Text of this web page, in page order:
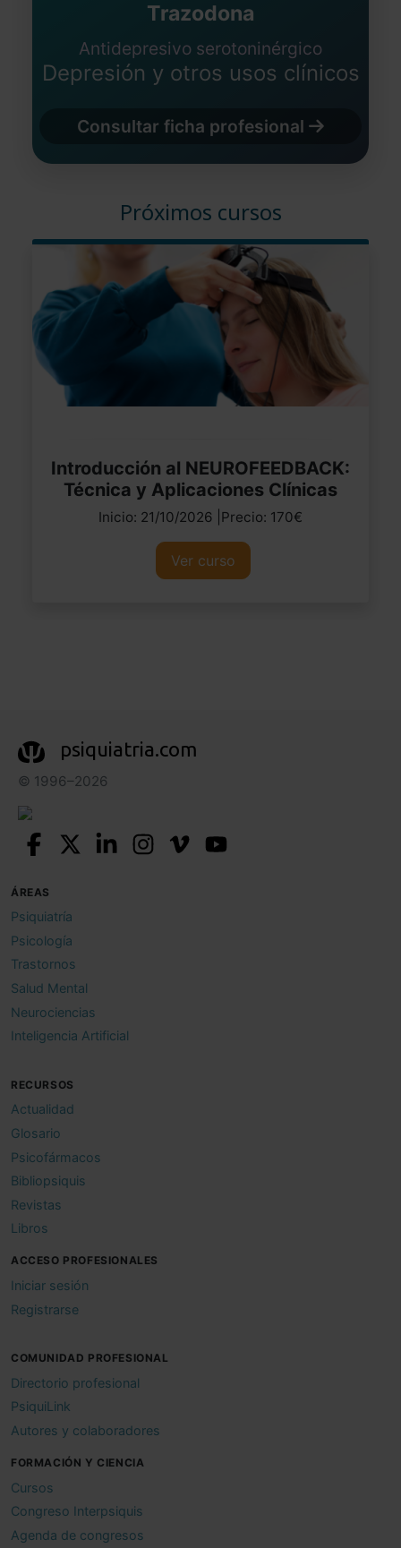
Trazodona
Antidepresivo serotoninérgico
Depresión y otros usos clínicos
Consultar ficha profesional
Próximos cursos
Introducción al NEUROFEEDBACK:
Técnica y Aplicaciones Clínicas
Inicio: 21/10/2026 |Precio: 170€
Ver curso
psiquiatria.com
© 1996–2026
ÁREAS
Psiquiatría
Psicología
Trastornos
Salud Mental
Neurociencias
Inteligencia Artificial
RECURSOS
Actualidad
Glosario
Psicofármacos
Bibliopsiquis
Revistas
Libros
ACCESO PROFESIONALES
Iniciar sesión
Registrarse
COMUNIDAD PROFESIONAL
Directorio profesional
PsiquiLink
Autores y colaboradores
FORMACIÓN Y CIENCIA
Cursos
Congreso Interpsiquis
Agenda de congresos